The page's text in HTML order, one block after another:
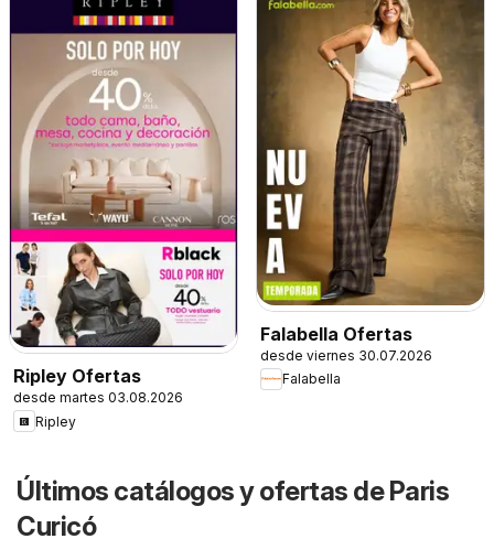
Ripley Ofertas
desde martes 03.08.2026
Ripley
Falabella Ofertas
desde viernes 30.07.2026
Falabella
Últimos catálogos y ofertas de Paris
Curicó